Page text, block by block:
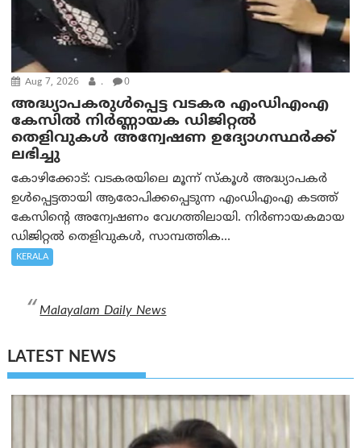
Aug 7, 2026 . 0
അദ്ധ്യാപകരുള്‍പ്പെട്ട വടകര എംഡി‌എം‌എ
കേസില്‍ നിര്‍ണ്ണായക ഡിജിറ്റല്‍
തെളിവുകള്‍ അന്വേഷണ ഉദ്യോഗസ്ഥര്‍ക്ക്
ലഭിച്ചു
കോഴിക്കോട്: വടകരയിലെ മൂന്ന് സ്കൂൾ അദ്ധ്യാപകർ
ഉൾപ്പെട്ടതായി ആരോപിക്കപ്പെടുന്ന എംഡിഎംഎ കടത്ത്
കേസിന്റെ അന്വേഷണം വേഗത്തിലായി. നിർണായകമായ
ഡിജിറ്റൽ തെളിവുകൾ, സാമ്പത്തിക...
KERALA
Malayalam Daily News
LATEST NEWS